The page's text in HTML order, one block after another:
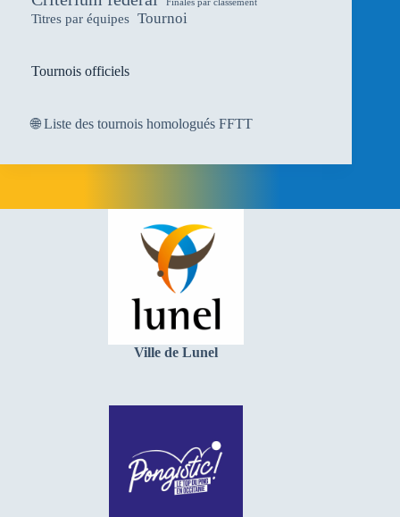
Finales par classement
Titres par équipes Tournoi
Tournois officiels
🌐Liste des tournois homologués FFTT
Ville de Lunel